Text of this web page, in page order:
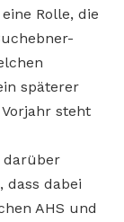
Rolle, die
späterer
steht
darüber
dabei
AHS und